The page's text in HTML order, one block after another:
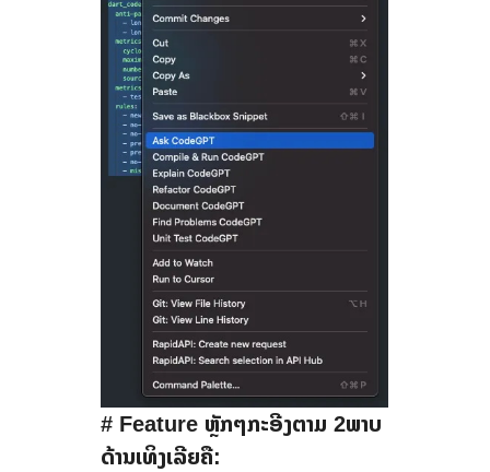
# Feature ຫຼັກໆກະອີງຕາມ 2ພາບ
ດ້ານເທິງເລີຍຄື: